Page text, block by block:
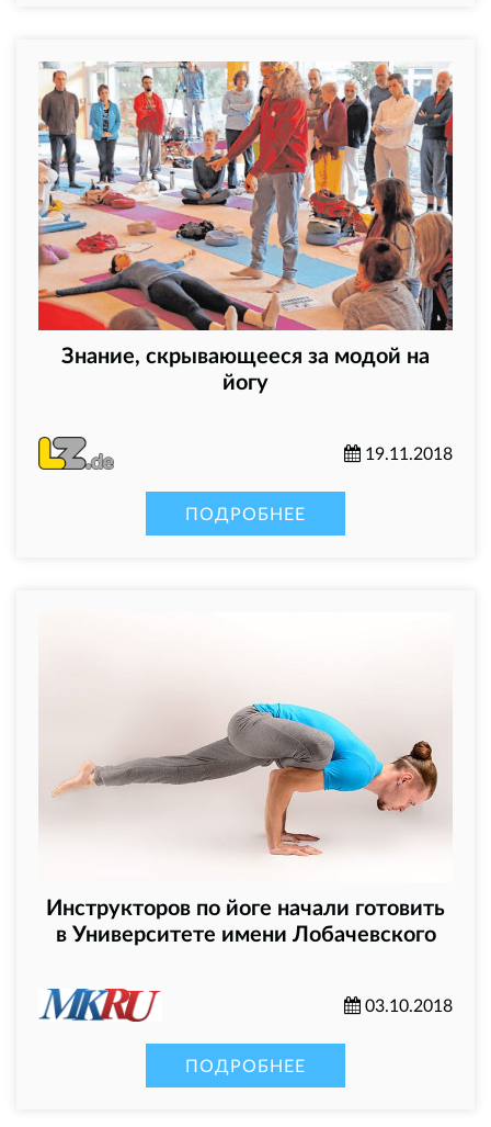
Знание, скрывающееся за модой на
йогу
19.11.2018
ПОДРОБНЕЕ
Инструкторов по йоге начали готовить
в Университете имени Лобачевского
03.10.2018
ПОДРОБНЕЕ